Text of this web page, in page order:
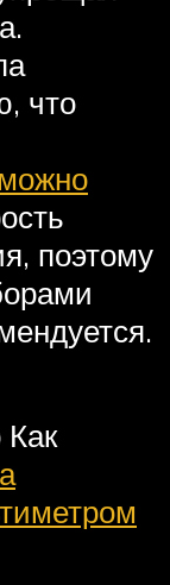
что
поэтому
Как